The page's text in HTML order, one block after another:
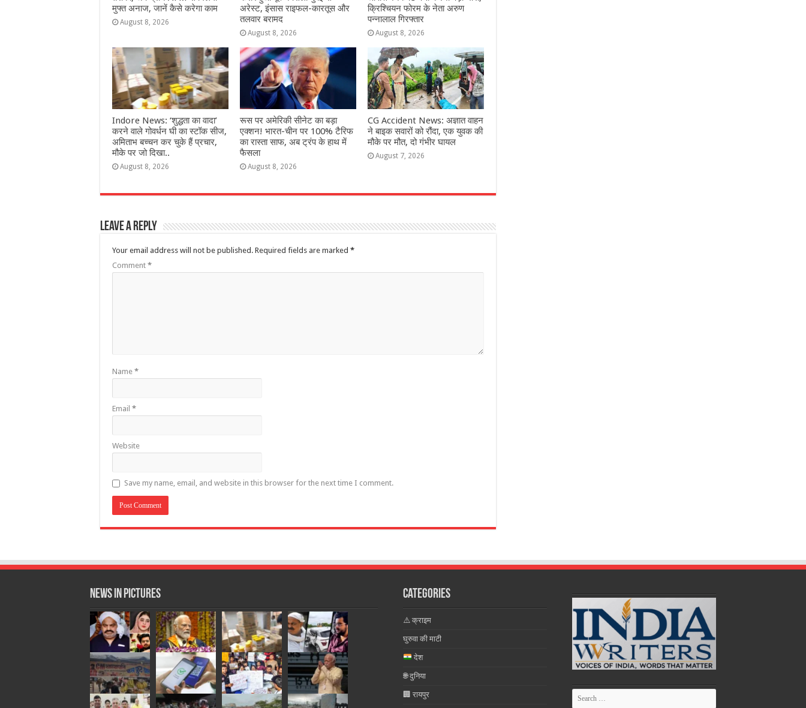
मुफ्त अनाज, जानें कैसे करेगा काम
August 8, 2026
अरेस्ट, इंसास राइफल-कारतूस और
तलवार बरामद
August 8, 2026
क्रिश्चियन फोरम के नेता अरुण
पन्नालाल गिरफ्तार
August 8, 2026
Indore News: ‘शुद्धता का वादा’
करने वाले गोवर्धन घी का स्टॉक सीज,
अमिताभ बच्चन कर चुके हैं प्रचार,
मौके पर जो दिखा..
August 8, 2026
रूस पर अमेरिकी सीनेट का बड़ा
एक्शन! भारत-चीन पर 100% टैरिफ
का रास्ता साफ, अब ट्रंप के हाथ में
फैसला
August 8, 2026
CG Accident News: अज्ञात वाहन
ने बाइक सवारों को रौंदा, एक युवक की
मौके पर मौत, दो गंभीर घायल
August 7, 2026
Leave a Reply
Your email address will not be published. Required fields are marked *
Comment *
Name *
Email *
Website
Save my name, email, and website in this browser for the next time I comment.
News in Pictures Categories
⚠️ क्राइम
घुरुवा की माटी
देश
🌐 दुनिया
🏢 रायपुर